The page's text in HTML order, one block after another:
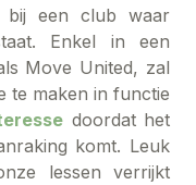
bij een club waar
Enkel in een
Move United, zal
te maken in functie
doordat het
komt. Leuk
lessen verrijkt